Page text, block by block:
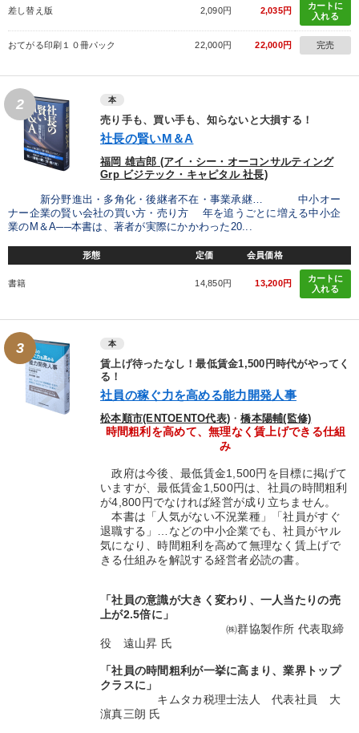
差し替え版 2,090円 2,035円
カートに
入れる
おてがる印刷１０冊パック 22,000円 22,000円 完売
2 本
売り手も、買い手も、知らないと大損する！
社長の賢いM＆A
福岡 雄吉郎 (アイ・シー・オーコンサルティング
Grp ビジテック・キャピタル 社長)
新分野進出・多角化・後継者不在・事業承継… 中小オー
ナー企業の賢い会社の買い方・売り方 年を追うごとに増える中小企
業のM＆A──本書は、著者が実際にかかわった20...
形態 定価 会員価格
書籍 14,850円 13,200円
カートに
入れる
3 本
賃上げ待ったなし！最低賃金1,500円時代がやってく
る！
社員の稼ぐ力を高める能力開発人事
松本順市(ENTOENTO代表) ・橋本陽輔(監修)
時間粗利を高めて、無理なく賃上げできる仕組
み
政府は今後、最低賃金1,500円を目標に掲げて
いますが、最低賃金1,500円は、社員の時間粗利
が4,800円でなければ経営が成り立ちません。
本書は「人気がない不況業種」「社員がすぐ
退職する」…などの中小企業でも、社員がヤル
気になり、時間粗利を高めて無理なく賃上げで
きる仕組みを解説する経営者必読の書。
「社員の意識が大きく変わり、一人当たりの売
上が2.5倍に」
㈱群協製作所 代表取締
役 遠山昇 氏
「社員の時間粗利が一挙に高まり、業界トップ
クラスに」
キムタカ税理士法人 代表社員 大
濵真三朗 氏